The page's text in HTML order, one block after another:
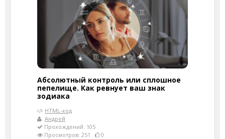
Абсолютный контроль или сплошное
пепелище. Как ревнует ваш знак
зодиака
HTML-код
Андрей
Прохождений: 105
Просмотров: 251
0